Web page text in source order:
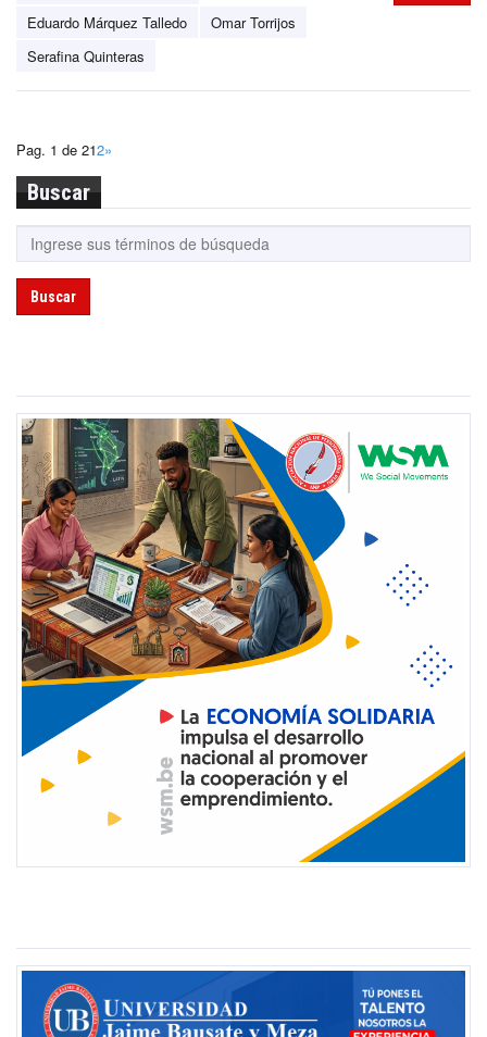
Eduardo Márquez Talledo
Omar Torrijos
Serafina Quinteras
Pag. 1 de 212»
Buscar
Buscar